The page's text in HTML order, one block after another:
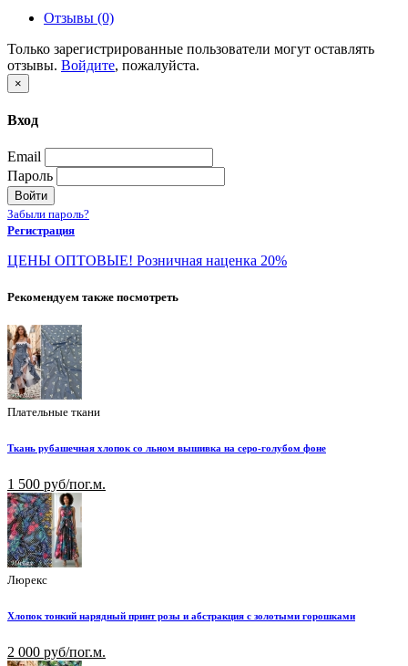
Отзывы (0)
Только зарегистрированные пользователи могут оставлять
отзывы. Войдите, пожалуйста.
×
Вход
Email
Пароль
Войти
Забыли пароль?
Регистрация
ЦЕНЫ ОПТОВЫЕ! Розничная наценка 20%
Рекомендуем также посмотреть
Плательные ткани
Ткань рубашечная хлопок со льном вышивка на серо-голубом фоне
1 500 руб/пог.м.
Люрекс
Хлопок тонкий нарядный принт розы и абстракция с золотыми горошками
2 000 руб/пог.м.